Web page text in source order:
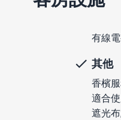
有線
其他
香檳
適合
遮光